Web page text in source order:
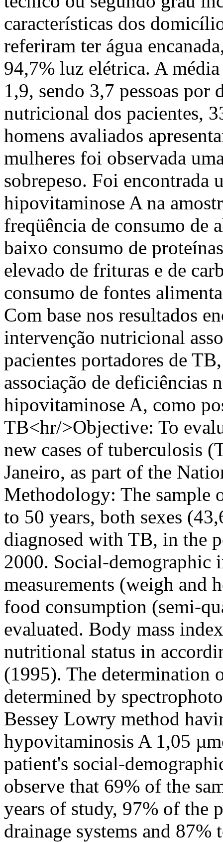
características dos
referiram ter água
94,7% luz elétrica. A
1,9, sendo 3,7 pessoas
nutricional dos pacientes,
homens avaliados
mulheres foi observada
sobrepeso. Foi encontrada
hipovitaminose A na
freqüência de consumo de
baixo consumo de
elevado de frituras e de
consumo de fontes
Com base nos resultados
intervenção nutricional
pacientes portadores de
associação de deficiências
hipovitaminose A, como
TB<hr/>Objective: To
new cases of tuberculosis
Janeiro, as part of the
Methodology: The sample
to 50 years, both sexes
diagnosed with TB, in the
2000. Social-demographic
measurements (weigh and
food consumption (semi-
evaluated. Body mass
nutritional status in
(1995). The determination
determined by
Bessey Lowry method
hypovitaminosis A 1,05
patient's social-
observe that 69% of the
years of study, 97% of the
drainage systems and